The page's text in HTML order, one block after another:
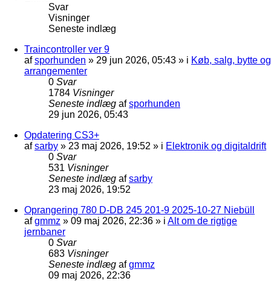
Svar
Visninger
Seneste indlæg
Traincontroller ver 9
afsporhunden » 29 jun 2026, 05:43 » i Køb, salg, bytte og
arrangementer
0 Svar
1784 Visninger
Seneste indlæg afsporhunden
29 jun 2026, 05:43
Opdatering CS3+
afsarby » 23 maj 2026, 19:52 » i Elektronik og digitaldrift
0 Svar
531 Visninger
Seneste indlæg afsarby
23 maj 2026, 19:52
Oprangering 780 D-DB 245 201-9 2025-10-27 Niebüll
afgmmz » 09 maj 2026, 22:36 » i Alt om de rigtige
jernbaner
0 Svar
683 Visninger
Seneste indlæg afgmmz
09 maj 2026, 22:36